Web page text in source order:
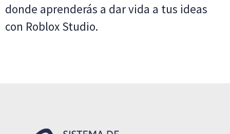
donde aprenderás a dar vida a tus ideas
con Roblox Studio.